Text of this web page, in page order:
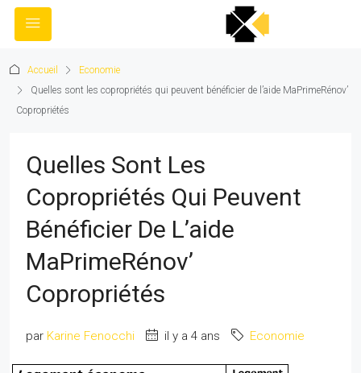
Accueil
Economie
Quelles sont les copropriétés qui peuvent bénéficier de l’aide MaPrimeRénov’
Copropriétés
Quelles Sont Les
Copropriétés Qui Peuvent
Bénéficier De L’aide
MaPrimeRénov’
Copropriétés
par Karine Fenocchi il y a 4 ans Economie